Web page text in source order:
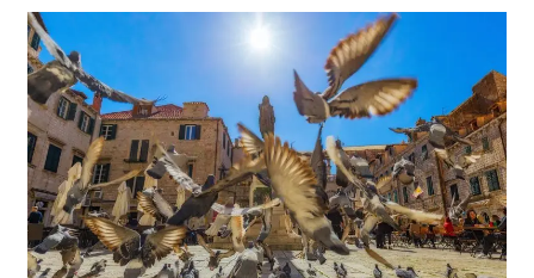
Divertissez
vos
enfants
à
Dubrovnik
:
Activités
uniques